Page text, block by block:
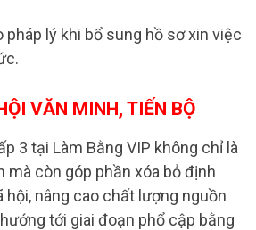
pháp lý khi bổ sung hồ sơ xin việc
VĂN MINH, TIẾN BỘ
3 tại Làm Bằng VIP không chỉ là
mà còn góp phần xóa bỏ định
hội, nâng cao chất lượng nguồn
tới giai đoạn phổ cập bằng